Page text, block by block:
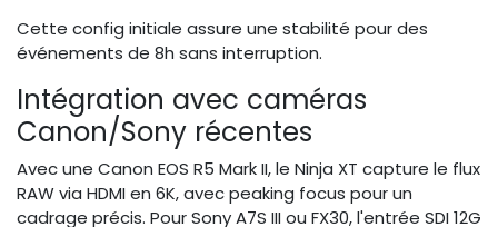
Cette config initiale assure une stabilité pour des
événements de 8h sans interruption.
Intégration avec caméras
Canon/Sony récentes
Avec une Canon EOS R5 Mark II, le Ninja XT capture le flux
RAW via HDMI en 6K, avec peaking focus pour un
cadrage précis. Pour Sony A7S III ou FX30, l'entrée SDI 12G